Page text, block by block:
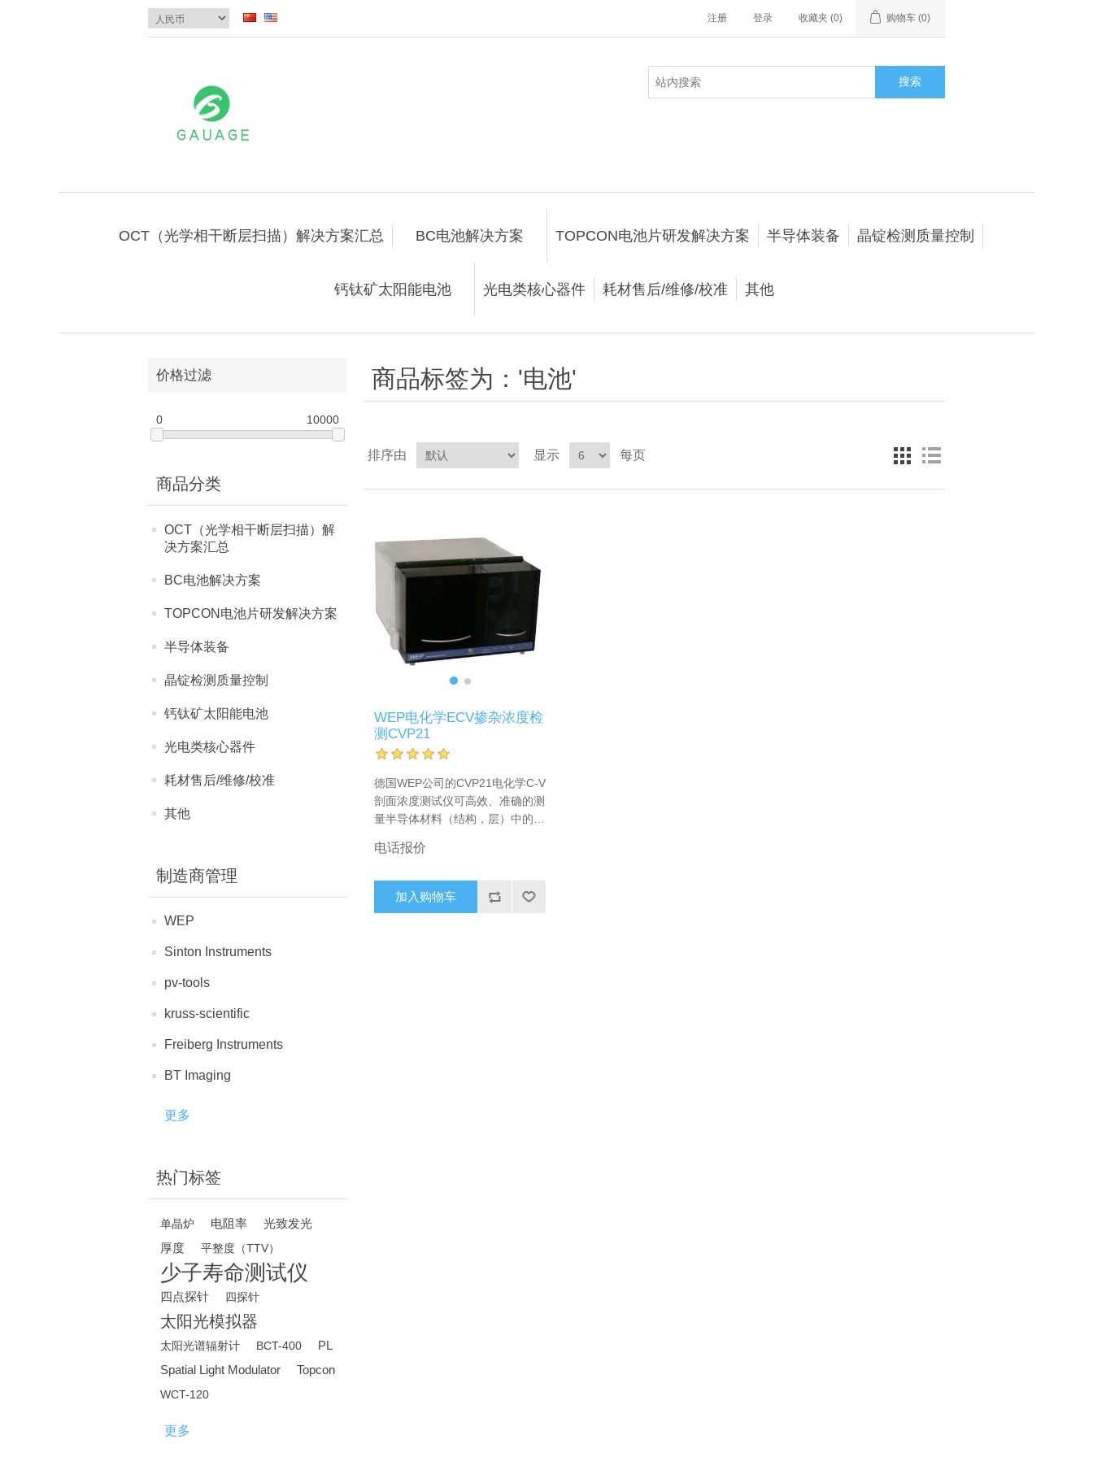
注册 登录 收藏夹 (0) 购物车 (0)
搜索
OCT（光学相干断层扫描）解决方案汇总 BC电池解决方案 TOPCON电池片研发解决方案 半导体装备 晶锭检测质量控制
钙钛矿太阳能电池 光电类核心器件 耗材售后/维修/校准 其他
价格过滤
0 10000
商品分类
OCT（光学相干断层扫描）解
决方案汇总
BC电池解决方案
TOPCON电池片研发解决方案
半导体装备
晶锭检测质量控制
钙钛矿太阳能电池
光电类核心器件
耗材售后/维修/校准
其他
制造商管理
WEP
Sinton Instruments
pv-tools
kruss-scientific
Freiberg Instruments
BT Imaging
更多
热门标签
单晶炉 电阻率
光致发光
厚度
平整度（TTV）
少子寿命测试仪
四点探针 四探针
太阳光模拟器
太阳光谱辐射计 BCT-400
PL
Spatial Light Modulator
Topcon
WCT-120
更多
商品标签为：'电池'
排序由 显示 每页
WEP电化学ECV掺杂浓度检
测CVP21
德国WEP公司的CVP21电化学C-V
剖面浓度测试仪可高效、准确的测
量半导体材料（结构，层）中的掺
材料接触、腐蚀，从而得到材料的
腐蚀过程由软件全自动控制。 电
电话报价
加入购物车